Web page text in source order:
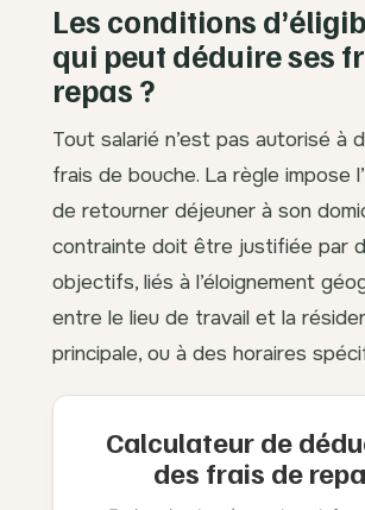
Les conditions
qui peut déduire ses
repas ?
Tout salarié n’est pas autorisé à
frais de bouche. La règle impose
de retourner déjeuner à son
contrainte doit être justifiée par
objectifs, liés à l’éloignement
entre le lieu de travail et la
principale, ou à des horaires
Calculateur de
des frais de